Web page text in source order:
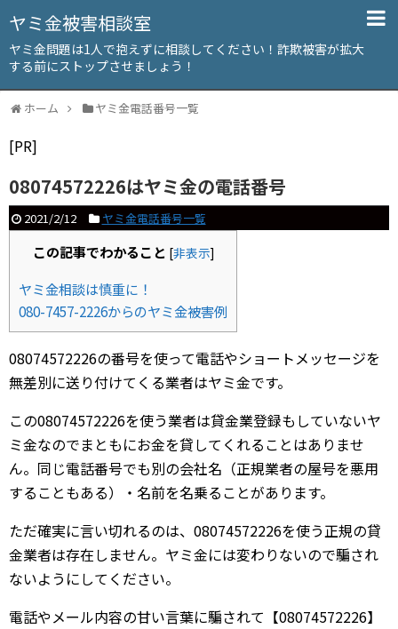
ヤミ金被害相談室
ヤミ金問題は1人で抱えずに相談してください！詐欺被害が拡大
する前にストップさせましょう！
ホーム ヤミ金電話番号一覧
[PR]
08074572226はヤミ金の電話番号
2021/2/12 ヤミ金電話番号一覧
この記事でわかること [非表示]
ヤミ金相談は慎重に！
080-7457-2226からのヤミ金被害例
08074572226の番号を使って電話やショートメッセージを
無差別に送り付けてくる業者はヤミ金です。
この08074572226を使う業者は貸金業登録もしていないヤ
ミ金なのでまともにお金を貸してくれることはありませ
ん。同じ電話番号でも別の会社名（正規業者の屋号を悪用
することもある）・名前を名乗ることがあります。
ただ確実に言い切れるのは、08074572226を使う正規の貸
金業者は存在しません。ヤミ金には変わりないので騙され
ないようにしてください。
電話やメール内容の甘い言葉に騙されて【08074572226】